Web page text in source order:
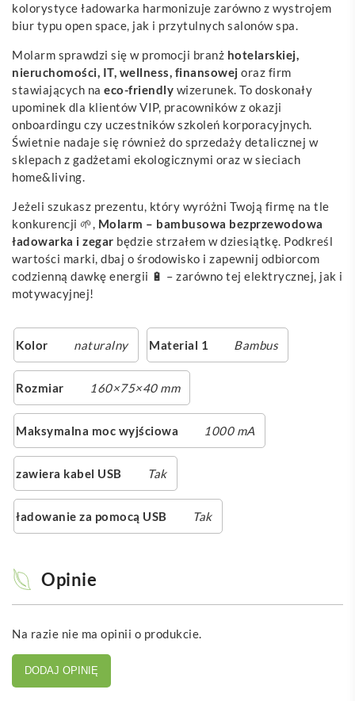
kolorystyce ładowarka harmonizuje zarówno z wystrojem
biur typu open space, jak i przytulnych salonów spa.
Molarm sprawdzi się w promocji branż hotelarskiej,
nieruchomości, IT, wellness, finansowej oraz firm
stawiających na eco-friendly wizerunek. To doskonały
upominek dla klientów VIP, pracowników z okazji
onboardingu czy uczestników szkoleń korporacyjnych.
Świetnie nadaje się również do sprzedaży detalicznej w
sklepach z gadżetami ekologicznymi oraz w sieciach
home&living.
Jeżeli szukasz prezentu, który wyróżni Twoją firmę na tle
konkurencji 🌱, Molarm – bambusowa bezprzewodowa
ładowarka i zegar będzie strzałem w dziesiątkę. Podkreśl
wartości marki, dbaj o środowisko i zapewnij odbiorcom
codzienną dawkę energii 🔋 – zarówno tej elektrycznej, jak i
motywacyjnej!
Kolor naturalny Material 1 Bambus
Rozmiar 160×75×40 mm
Maksymalna moc wyjściowa 1000 mA
zawiera kabel USB Tak
ładowanie za pomocą USB Tak
Opinie
Na razie nie ma opinii o produkcie.
DODAJ OPINIĘ